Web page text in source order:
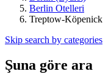
Berlin Otelleri
Treptow-Köpenick
Skip search by categories
Şuna göre ara